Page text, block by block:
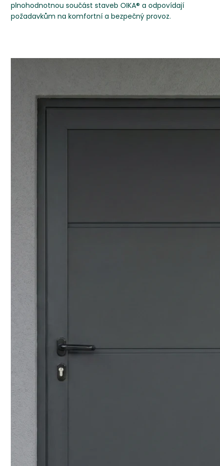
plnohodnotnou součást staveb OIKA® a odpovídají
požadavkům na komfortní a bezpečný provoz.